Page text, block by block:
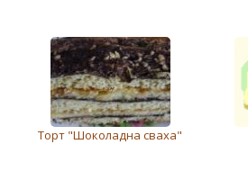
Торт "Шоколадна сваха"